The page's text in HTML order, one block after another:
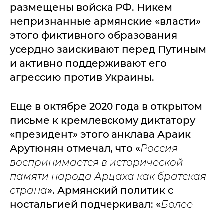
размещены войска РФ. Никем
непризнанные армянские «власти»
этого фиктивного образования
усердно заискивают перед Путиным
и активно поддерживают его
агрессию против Украины.
Еще в октябре 2020 года в открытом
письме к кремлевскому диктатору
«президент» этого анклава Араик
Арутюнян отмечал, что «Россия
воспринимается в исторической
памяти народа Арцаха как братская
страна». Армянский политик с
ностальгией подчеркивал: «Более